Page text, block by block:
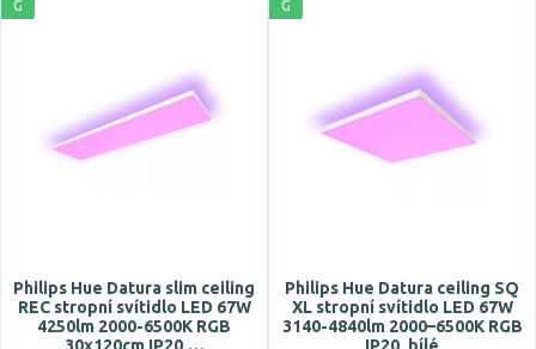
Typ zdroje
Zdroj světla součástí
Barva
G
Philips Hue Datura slim ceiling
REC stropní svítidlo LED 67W
4250lm 2000-6500K RGB
G
Philips Hue Datura ceiling SQ
XL stropní svítidlo LED 67W
3140-4840lm 2000–6500K RGB